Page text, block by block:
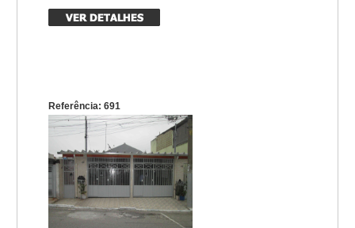
Referência: 691